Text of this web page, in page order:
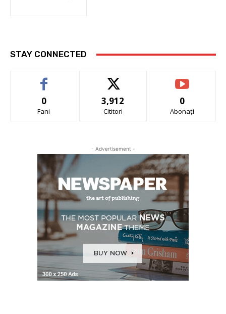
STAY CONNECTED
0
Fani
3,912
Cititori
0
Abonați
- Advertisement -